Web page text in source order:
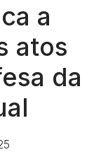
a
atos
da